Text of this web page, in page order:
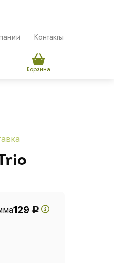
Контакты
Корзина
129 Р